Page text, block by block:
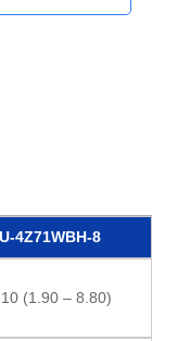
4Z71WBH-8
(1.90 – 8.80)